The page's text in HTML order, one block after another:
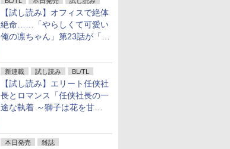
【試し読み】オフィスで絶体
絶命……「やらしくて可愛い
俺の凛ちゃん」第23話が「コ
新連載 試し読み BL/TL
【試し読み】エリート任侠社
長とロマンス「任侠社長の一
途な執着 ～獅子は花を甘く
本日発売 雑誌